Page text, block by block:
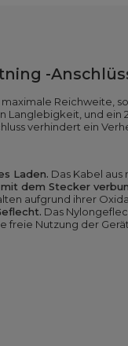
-
und ein
verhindert ein
Laden. Das Kabel
dem Stecker
aufgrund ihrer
Das
freie Nutzung der